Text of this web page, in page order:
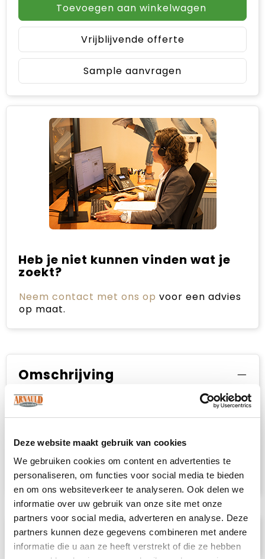
Deze website maakt gebruik van cookies
We gebruiken cookies om content en advertenties te
personaliseren, om functies voor social media te bieden
en om ons websiteverkeer te analyseren. Ook delen we
informatie over uw gebruik van onze site met onze
partners voor social media, adverteren en analyse. Deze
partners kunnen deze gegevens combineren met andere
informatie die u aan ze heeft verstrekt of die ze hebben
Toevoegen aan winkelwagen
Vrijblijvende offerte
Sample aanvragen
Heb je niet kunnen vinden wat je
zoekt?
Neem contact met ons op voor een advies
op maat.
Omschrijving
Een klassieke polo met een geweldige
pasvorm voor dagelijks gebruik, gemaakt van
ton-sur-ton knopen, zijsplitten en
hebben een ribboord. Het kledingstuk is
voorgekrompen en met enzymen behandeld.
Specificaties